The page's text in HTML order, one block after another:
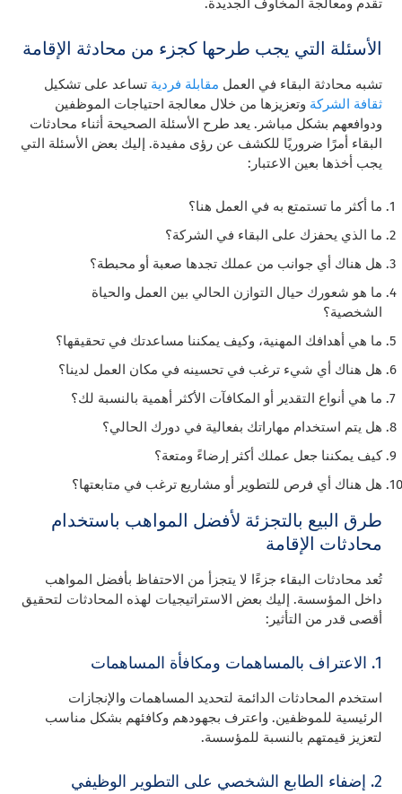
تقدم ومعالجة المخاوف الجديدة.
الأسئلة التي يجب طرحها كجزء من محادثة الإقامة
تشبه محادثة البقاء في العمل مقابلة فردية تساعد على تشكيل
ثقافة الشركة وتعزيزها من خلال معالجة احتياجات الموظفين
ودوافعهم بشكل مباشر. يعد طرح الأسئلة الصحيحة أثناء محادثات
البقاء أمرًا ضروريًا للكشف عن رؤى مفيدة. إليك بعض الأسئلة التي
يجب أخذها بعين الاعتبار:
ما أكثر ما تستمتع به في العمل هنا؟
ما الذي يحفزك على البقاء في الشركة؟
هل هناك أي جوانب من عملك تجدها صعبة أو محبطة؟
ما هو شعورك حيال التوازن الحالي بين العمل والحياة
الشخصية؟
ما هي أهدافك المهنية، وكيف يمكننا مساعدتك في تحقيقها؟
هل هناك أي شيء ترغب في تحسينه في مكان العمل لدينا؟
ما هي أنواع التقدير أو المكافآت الأكثر أهمية بالنسبة لك؟
هل يتم استخدام مهاراتك بفعالية في دورك الحالي؟
كيف يمكننا جعل عملك أكثر إرضاءً ومتعة؟
هل هناك أي فرص للتطوير أو مشاريع ترغب في متابعتها؟
طرق البيع بالتجزئة لأفضل المواهب باستخدام
محادثات الإقامة
تُعد محادثات البقاء جزءًا لا يتجزأ من الاحتفاظ بأفضل المواهب
داخل المؤسسة. إليك بعض الاستراتيجيات لهذه المحادثات لتحقيق
أقصى قدر من التأثير:
1. الاعتراف بالمساهمات ومكافأة المساهمات
استخدم المحادثات الدائمة لتحديد المساهمات والإنجازات
الرئيسية للموظفين. واعترف بجهودهم وكافئهم بشكل مناسب
لتعزيز قيمتهم بالنسبة للمؤسسة.
2. إضفاء الطابع الشخصي على التطوير الوظيفي